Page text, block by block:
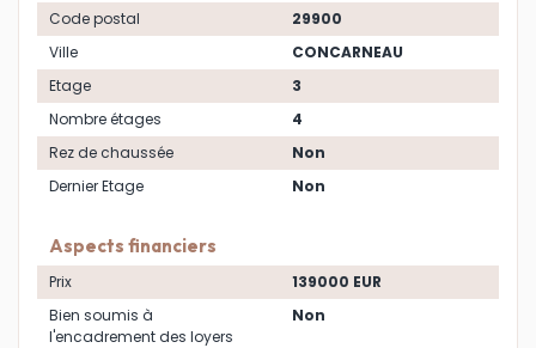
Code postal
29900
Ville
CONCARNEAU
Etage
3
Nombre étages
4
Rez de chaussée
Non
Dernier Etage
Non
Aspects financiers
Prix
139000 EUR
Bien soumis à
l'encadrement des loyers
Non